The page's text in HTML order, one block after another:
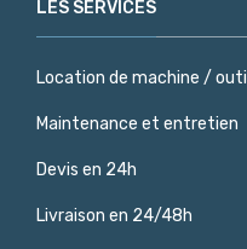
LES SERVICES
Location de machine / outil
Maintenance et entretien
Devis en 24h
Livraison en 24/48h